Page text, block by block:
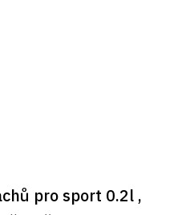
pro sport 0.2l ,